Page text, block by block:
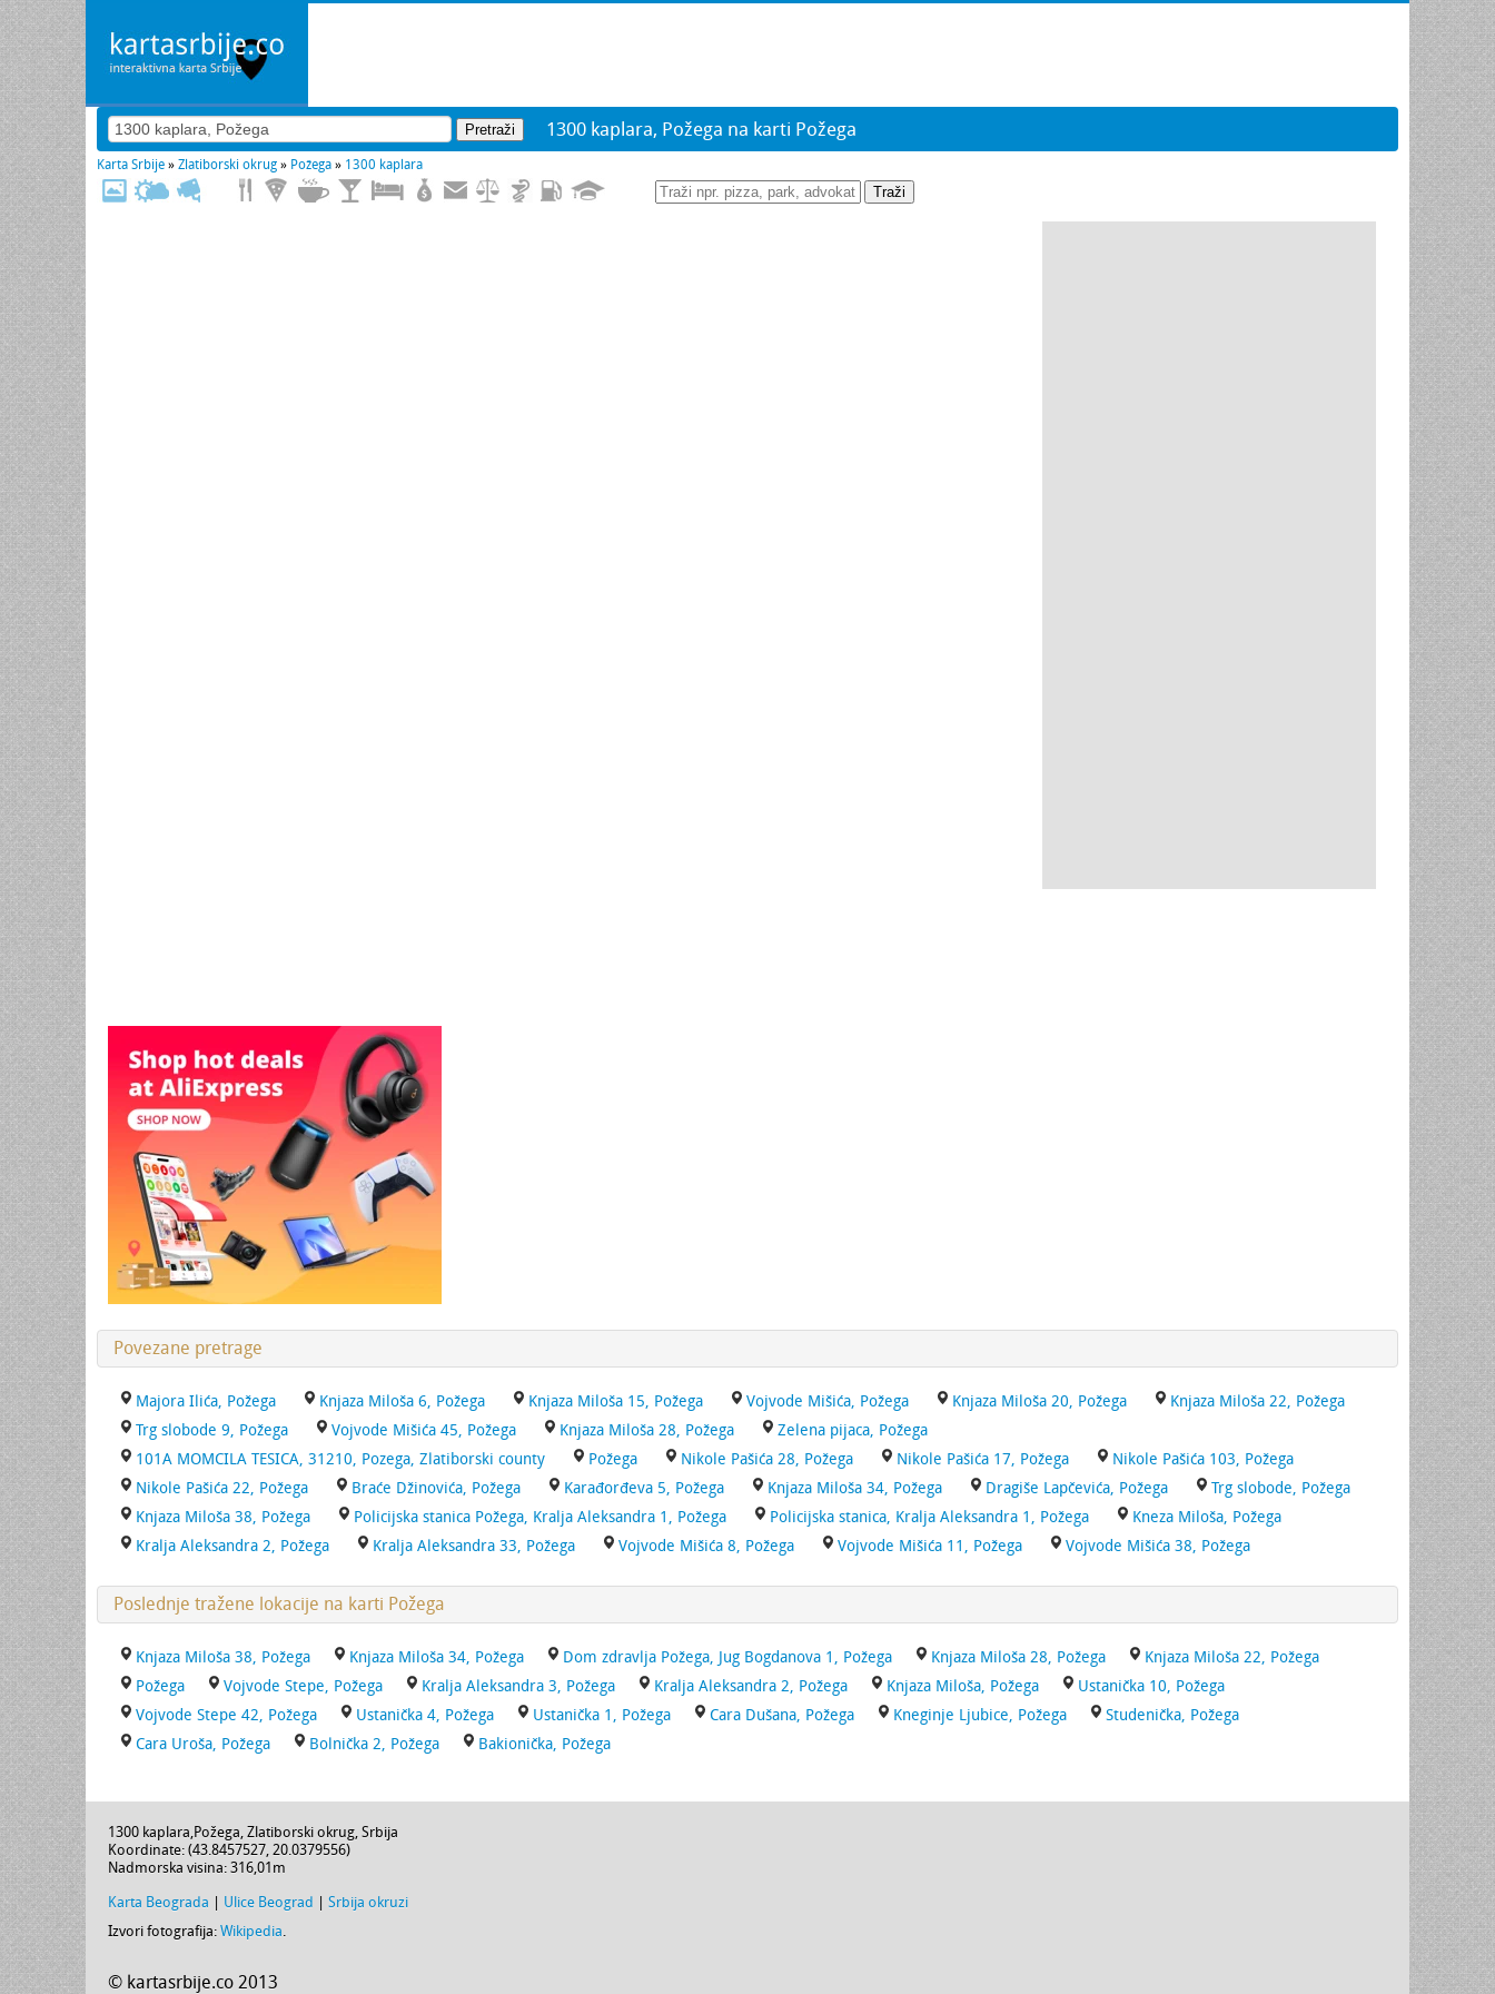
1300 kaplara, Požega na karti Požega
Karta Srbije » Zlatiborski okrug » Požega » 1300 kaplara
Traži
Povezane pretrage
Majora Ilića, Požega Knjaza Miloša 6, Požega Knjaza Miloša 15, Požega Vojvode Mišića, Požega Knjaza Miloša 20, Požega
Knjaza Miloša 22, Požega
Trg slobode 9, Požega
Vojvode Mišića 45, Požega Knjaza Miloša 28, Požega
Zelena pijaca, Požega
101A MOMCILA TESICA, 31210, Pozega, Zlatiborski county
Požega Nikole Pašića 28, Požega Nikole Pašića 17, Požega
Nikole Pašića 103, Požega
Nikole Pašića 22, Požega
Braće Džinovića, Požega Karađorđeva 5, Požega Knjaza Miloša 34, Požega Dragiše Lapčevića, Požega
Trg slobode, Požega
Knjaza Miloša 38, Požega
Policijska stanica Požega, Kralja Aleksandra 1, Požega Policijska stanica, Kralja Aleksandra 1, Požega
Kneza Miloša, Požega
Kralja Aleksandra 2, Požega
Kralja Aleksandra 33, Požega Vojvode Mišića 8, Požega Vojvode Mišića 11, Požega Vojvode Mišića 38, Požega
Poslednje tražene lokacije na karti Požega
Knjaza Miloša 38, Požega Knjaza Miloša 34, Požega Dom zdravlja Požega, Jug Bogdanova 1, Požega Knjaza Miloša 28, Požega
Knjaza Miloša 22, Požega
Požega
Vojvode Stepe, Požega Kralja Aleksandra 3, Požega Kralja Aleksandra 2, Požega Knjaza Miloša, Požega
Ustanička 10, Požega
Vojvode Stepe 42, Požega
Ustanička 4, Požega Ustanička 1, Požega Cara Dušana, Požega Kneginje Ljubice, Požega
Studenička, Požega
Cara Uroša, Požega
Bolnička 2, Požega Bakionička, Požega
1300 kaplara,Požega, Zlatiborski okrug, Srbija
Koordinate: (43.8457527, 20.0379556)
Nadmorska visina: 316,01m
Karta Beograda Ulice Beograd
Srbija okruzi
Izvori fotografija: Wikipedia.
© kartasrbije.co 2013